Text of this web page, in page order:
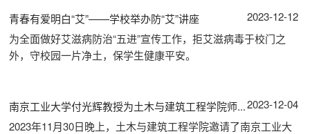
青春有爱明白“艾”——学校举办防“艾”讲座
2023-12-12
为全面做好艾滋病防治“五进”宣传工作，拒艾滋病毒于校门之
外，守校园一片净土，保学生健康平安。
南京工业大学付光辉教授为土木与建筑工程学院师...2023-12-04
2023年11月30日晚上，土木与建筑工程学院邀请了南京工业大